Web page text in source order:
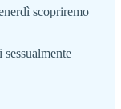
scopriremo